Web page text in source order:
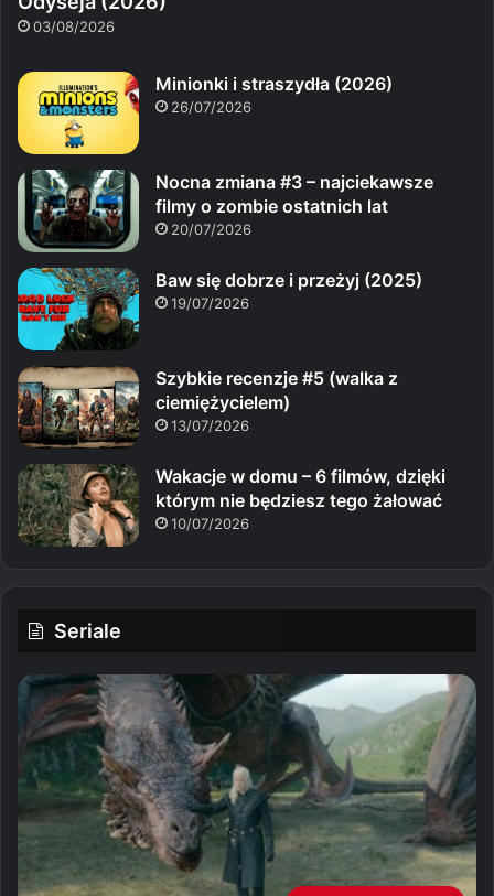
03/08/2026
Minionki i straszydła (2026)
26/07/2026
Nocna zmiana #3 – najciekawsze
filmy o zombie ostatnich lat
20/07/2026
Baw się dobrze i przeżyj (2025)
19/07/2026
Szybkie recenzje #5 (walka z
ciemiężycielem)
13/07/2026
Wakacje w domu – 6 filmów, dzięki
którym nie będziesz tego żałować
10/07/2026
Seriale